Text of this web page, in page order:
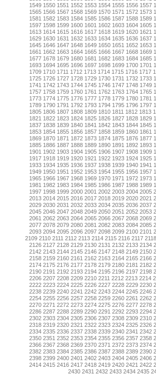
1549 1550 1551 1552 1553 1554 1555 1556 1557
1565 1566 1567 1568 1569 1570 1571 1572 1573
1581 1582 1583 1584 1585 1586 1587 1588 1589
1597 1598 1599 1600 1601 1602 1603 1604 1605
1613 1614 1615 1616 1617 1618 1619 1620 1621
1629 1630 1631 1632 1633 1634 1635 1636 1637
1645 1646 1647 1648 1649 1650 1651 1652 1653
1661 1662 1663 1664 1665 1666 1667 1668 1669
1677 1678 1679 1680 1681 1682 1683 1684 1685
1693 1694 1695 1696 1697 1698 1699 1700 1701
1709 1710 1711 1712 1713 1714 1715 1716 1717
1725 1726 1727 1728 1729 1730 1731 1732 1733
1741 1742 1743 1744 1745 1746 1747 1748 1749
1757 1758 1759 1760 1761 1762 1763 1764 1765
1773 1774 1775 1776 1777 1778 1779 1780 1781
1789 1790 1791 1792 1793 1794 1795 1796 1797
1805 1806 1807 1808 1809 1810 1811 1812 1813
1821 1822 1823 1824 1825 1826 1827 1828 1829
1837 1838 1839 1840 1841 1842 1843 1844 1845
1853 1854 1855 1856 1857 1858 1859 1860 1861
1869 1870 1871 1872 1873 1874 1875 1876 1877
1885 1886 1887 1888 1889 1890 1891 1892 1893
1901 1902 1903 1904 1905 1906 1907 1908 1909
1917 1918 1919 1920 1921 1922 1923 1924 1925
1933 1934 1935 1936 1937 1938 1939 1940 1941
1949 1950 1951 1952 1953 1954 1955 1956 1957
1965 1966 1967 1968 1969 1970 1971 1972 1973
1981 1982 1983 1984 1985 1986 1987 1988 1989
1997 1998 1999 2000 2001 2002 2003 2004 2005
2013 2014 2015 2016 2017 2018 2019 2020 2021
2029 2030 2031 2032 2033 2034 2035 2036 2037
2045 2046 2047 2048 2049 2050 2051 2052 2053
2061 2062 2063 2064 2065 2066 2067 2068 2069
2077 2078 2079 2080 2081 2082 2083 2084 2085
2093 2094 2095 2096 2097 2098 2099 2100 2101
2109 2110 2111 2112 2113 2114 2115 2116 2117 2118
2126 2127 2128 2129 2130 2131 2132 2133 2134
2142 2143 2144 2145 2146 2147 2148 2149 2150
2158 2159 2160 2161 2162 2163 2164 2165 2166
2174 2175 2176 2177 2178 2179 2180 2181 2182
2190 2191 2192 2193 2194 2195 2196 2197 2198
2206 2207 2208 2209 2210 2211 2212 2213 2214
2222 2223 2224 2225 2226 2227 2228 2229 2230
2238 2239 2240 2241 2242 2243 2244 2245 2246
2254 2255 2256 2257 2258 2259 2260 2261 2262
2270 2271 2272 2273 2274 2275 2276 2277 2278
2286 2287 2288 2289 2290 2291 2292 2293 2294
2302 2303 2304 2305 2306 2307 2308 2309 2310
2318 2319 2320 2321 2322 2323 2324 2325 2326
2334 2335 2336 2337 2338 2339 2340 2341 2342
2350 2351 2352 2353 2354 2355 2356 2357 2358
2366 2367 2368 2369 2370 2371 2372 2373 2374
2382 2383 2384 2385 2386 2387 2388 2389 2390
2398 2399 2400 2401 2402 2403 2404 2405 2406
2414 2415 2416 2417 2418 2419 2420 2421 2422
2430 2431 2432 2433 2434 2435